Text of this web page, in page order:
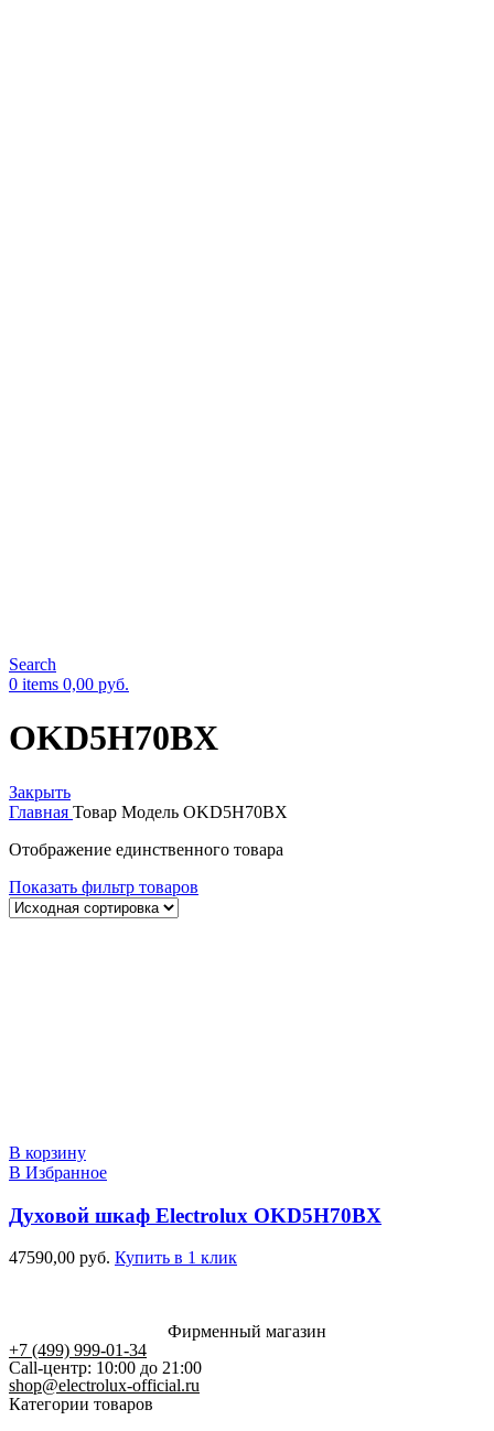
Search
0 items 0,00 руб.
OKD5H70BX
Закрыть
Главная Товар Модель OKD5H70BX
Отображение единственного товара
Показать фильтр товаров
В корзину
В Избранное
Духовой шкаф Electrolux OKD5H70BX
47590,00 руб. Купить в 1 клик
Фирменный магазин
+7 (499) 999-01-34
Call-центр: 10:00 до 21:00
shop@electrolux-official.ru
Категории товаров